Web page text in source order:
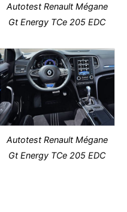
Autotest Renault Mégane
Gt Energy TCe 205 EDC
Autotest Renault Mégane
Gt Energy TCe 205 EDC